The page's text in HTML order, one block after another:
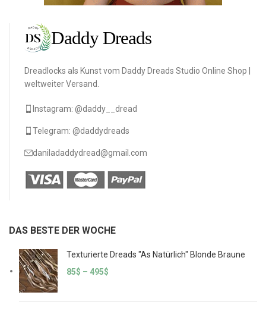
Dreadlocks als Kunst vom Daddy Dreads Studio Online Shop |
weltweiter Versand.
Instagram: @daddy__dread
Telegram: @daddydreads
daniladaddydread@gmail.com
DAS BESTE DER WOCHE
Texturierte Dreads "As Natürlich" Blonde Braune
85$ – 495$